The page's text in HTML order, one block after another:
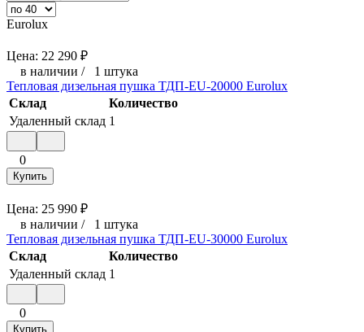
Eurolux
Цена: 22 290 ₽
в наличии / 1 штука
Тепловая дизельная пушка ТДП-EU-20000 Eurolux
Склад
Количество
Удаленный склад 1
0
Купить
Цена: 25 990 ₽
в наличии / 1 штука
Тепловая дизельная пушка ТДП-EU-30000 Eurolux
Склад
Количество
Удаленный склад 1
0
Купить